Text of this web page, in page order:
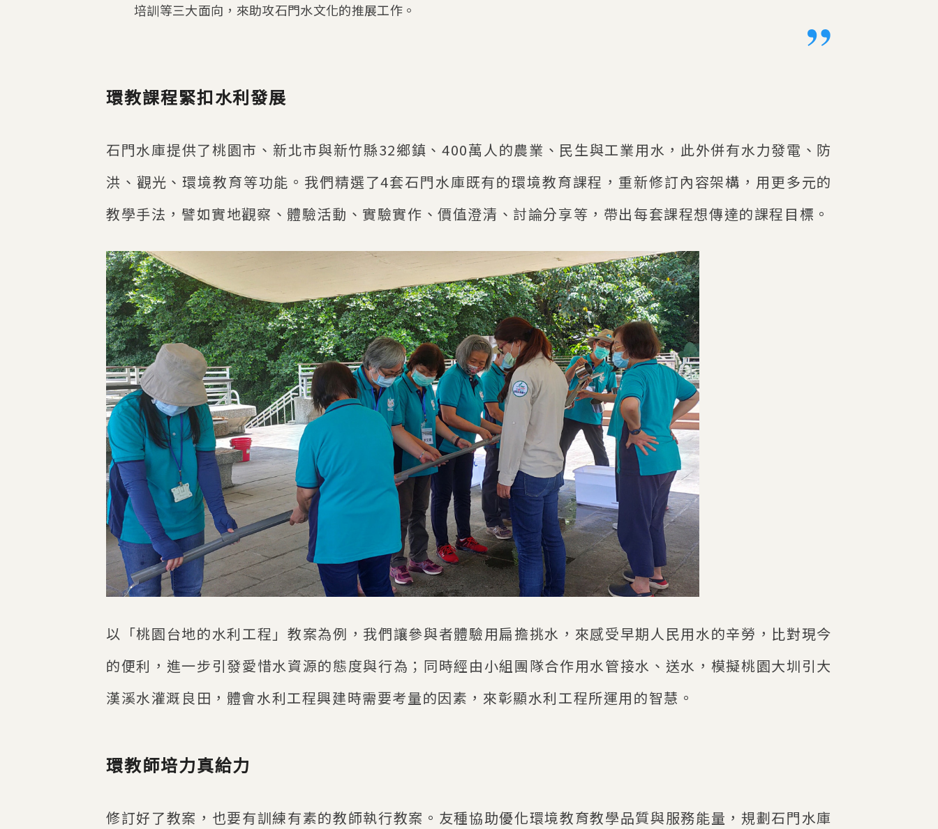
培訓等三大面向，來助攻石門水文化的推展工作。
環教課程緊扣水利發展
石門水庫提供了桃園市、新北市與新竹縣32鄉鎮、400萬人的農業、民生與工業用水，此外併有水力發電、防
洪、觀光、環境教育等功能。我們精選了4套石門水庫既有的環境教育課程，重新修訂內容架構，用更多元的
教學手法，譬如實地觀察、體驗活動、實驗實作、價值澄清、討論分享等，帶出每套課程想傳達的課程目標。
以「桃園台地的水利工程」教案為例，我們讓參與者體驗用扁擔挑水，來感受早期人民用水的辛勞，比對現今
的便利，進一步引發愛惜水資源的態度與行為；同時經由小組團隊合作用水管接水、送水，模擬桃園大圳引大
漢溪水灌溉良田，體會水利工程興建時需要考量的因素，來彰顯水利工程所運用的智慧。
環教師培力真給力
修訂好了教案，也要有訓練有素的教師執行教案。友種協助優化環境教育教學品質與服務能量，規劃石門水庫